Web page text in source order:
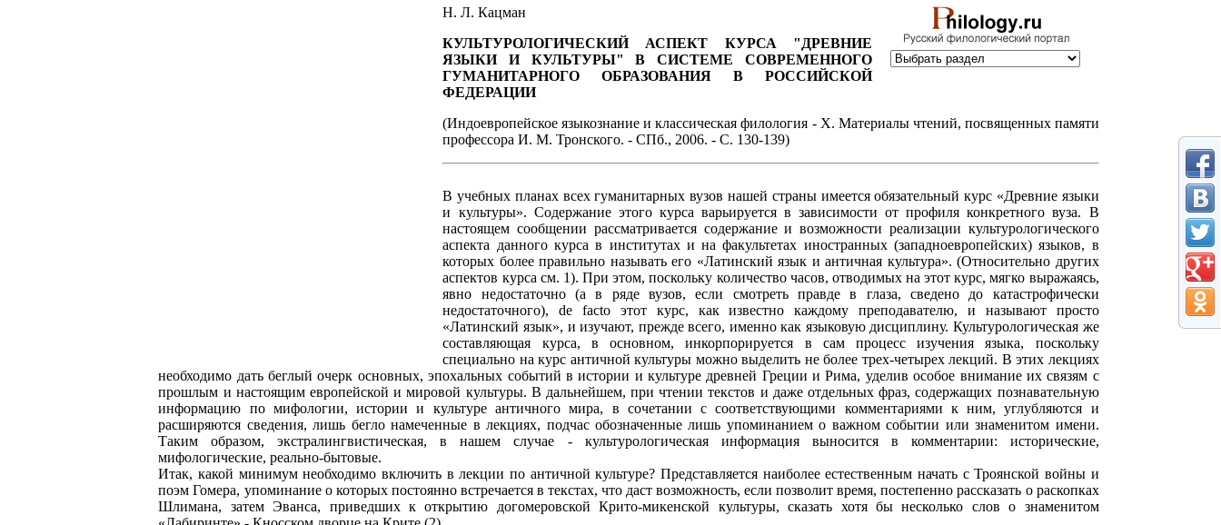
Н. Л. Кацман
КУЛЬТУРОЛОГИЧЕСКИЙ АСПЕКТ КУРСА "ДРЕВНИЕ
ЯЗЫКИ И КУЛЬТУРЫ" В СИСТЕМЕ СОВРЕМЕННОГО
ГУМАНИТАРНОГО ОБРАЗОВАНИЯ В РОССИЙСКОЙ
ФЕДЕРАЦИИ
(Индоевропейское языкознание и классическая филология - X. Материалы чтений, посвященных памяти
профессора И. М. Тронского. - СПб., 2006. - С. 130-139)
В учебных планах всех гуманитарных вузов нашей страны имеется обязательный курс «Древние языки
и культуры». Содержание этого курса варьируется в зависимости от профиля конкретного вуза. В
настоящем сообщении рассматривается содержание и возможности реализации культурологического
аспекта данного курса в институтах и на факультетах иностранных (западноевропейских) языков, в
которых более правильно называть его «Латинский язык и античная культура». (Относительно других
аспектов курса см. 1). При этом, поскольку количество часов, отводимых на этот курс, мягко выражаясь,
явно недостаточно (а в ряде вузов, если смотреть правде в глаза, сведено до катастрофически
недостаточного), de facto этот курс, как известно каждому преподавателю, и называют просто
«Латинский язык», и изучают, прежде всего, именно как языковую дисциплину. Культурологическая же
составляющая курса, в основном, инкорпорируется в сам процесс изучения языка, поскольку
специально на курс античной культуры можно выделить не более трех-четырех лекций. В этих лекциях
необходимо дать беглый очерк основных, эпохальных событий в истории и культуре древней Греции и Рима, уделив особое внимание их связям с
прошлым и настоящим европейской и мировой культуры. В дальнейшем, при чтении текстов и даже отдельных фраз, содержащих познавательную
информацию по мифологии, истории и культуре античного мира, в сочетании с соответствующими комментариями к ним, углубляются и
расширяются сведения, лишь бегло намеченные в лекциях, подчас обозначенные лишь упоминанием о важном событии или знаменитом имени.
Таким образом, экстралингвистическая, в нашем случае - культурологическая информация выносится в комментарии: исторические,
мифологические, реально-бытовые.
Итак, какой минимум необходимо включить в лекции по античной культуре? Представляется наиболее естественным начать с Троянской войны и
поэм Гомера, упоминание о которых постоянно встречается в текстах, что даст возможность, если позволит время, постепенно рассказать о раскопках
Шлимана, затем Эванса, приведших к открытию догомеровской Крито-микенской культуры, сказать хотя бы несколько слов о знаменитом